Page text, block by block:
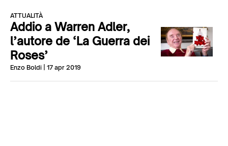
Chi siamo
Contatti
ATTUALITÀ
Addio a Warren Adler,
l’autore de ‘La Guerra dei
Roses’
Enzo Boldi | 17 apr 2019